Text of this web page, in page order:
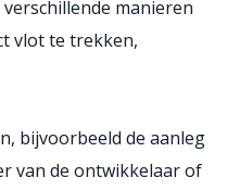
manieren
vlot te trekken,
bijvoorbeeld de aanleg
van de ontwikkelaar of